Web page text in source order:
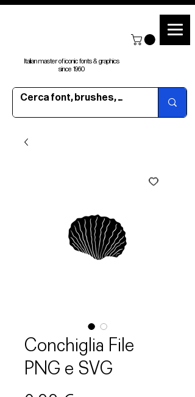
Italian master of iconic fonts & graphics
since 1960
Conchiglia File
PNG e SVG